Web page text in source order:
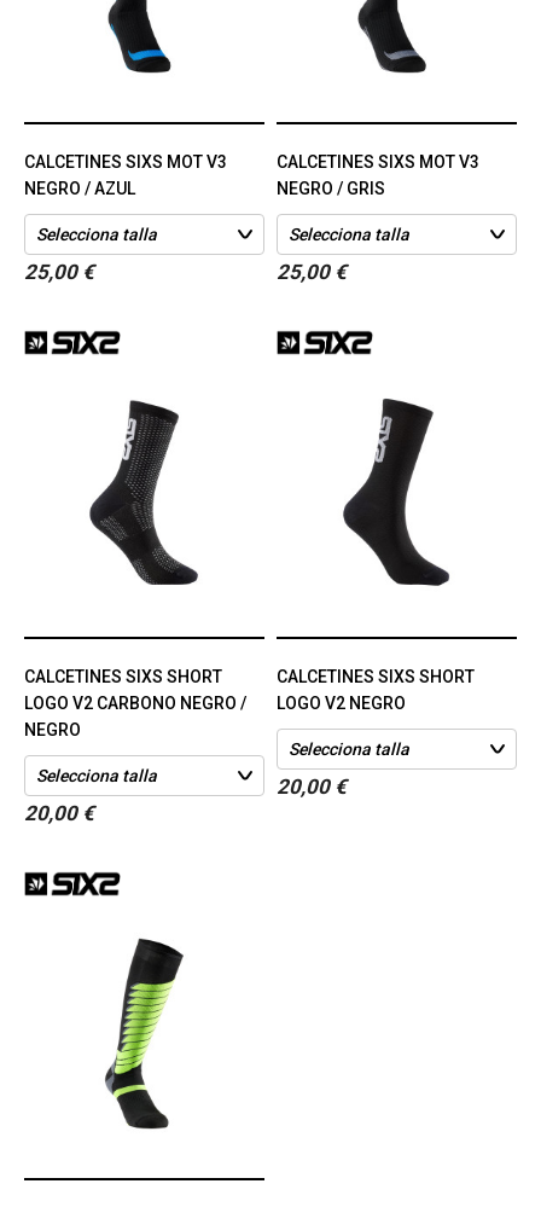
CALCETINES SIXS MOT V3
NEGRO / AZUL
25,00 €
CALCETINES SIXS MOT V3
NEGRO / GRIS
25,00 €
CALCETINES SIXS SHORT
LOGO V2 CARBONO NEGRO /
NEGRO
20,00 €
CALCETINES SIXS SHORT
LOGO V2 NEGRO
20,00 €